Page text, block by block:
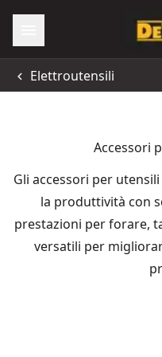
Elettroutensili
Accessori
Gli accessori per
la produttività con
prestazioni per forare,
versatili per